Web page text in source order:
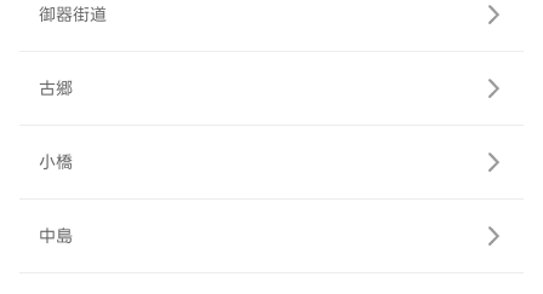
御器街道
古郷
小橋
中島